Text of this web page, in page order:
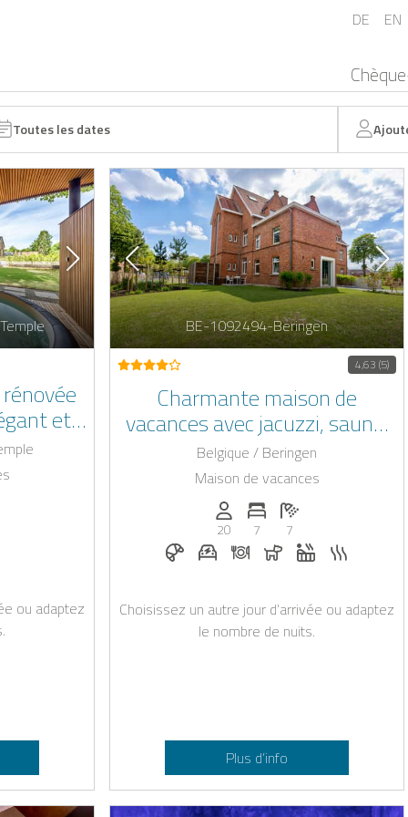
DE EN
Toutes les dates
et
de
20
chambres: 8
de salles de bain: 8
ou adaptez
BE-1092494-Beringen
4,63 (5)
Charmante maison de
vacances avec jacuzzi, sauna,
jardin et emplacement idéal à
Beringen
Belgique / Beringen
Maison de vacances
Personnes (max): 20
20
Nombre de chambres: 7
7
Nombre de salles de
7
Petit-déjeuner sur demande
Station de recharge pour
Dîner sur demande
Chiens autorisés
Jacuzzi
Choisissez un autre jour d’arrivée ou adaptez
le nombre de nuits.
Plus d’info